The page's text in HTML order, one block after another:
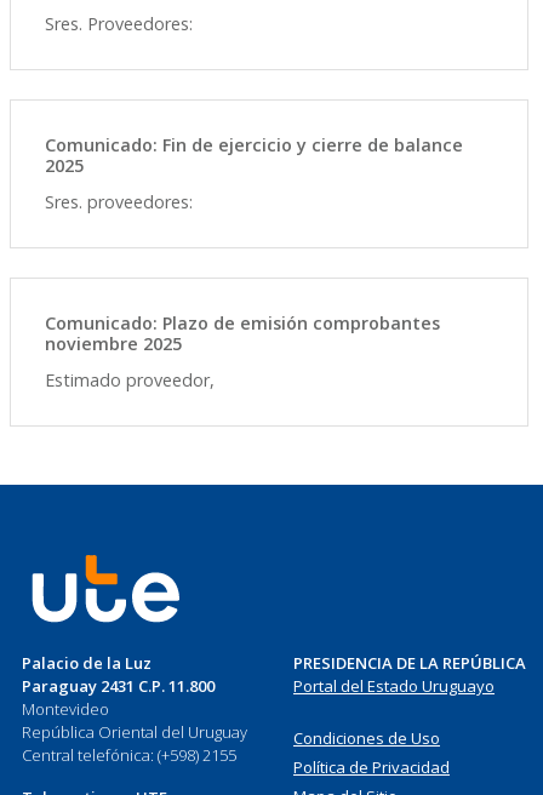
Sres. Proveedores:
Comunicado: Fin de ejercicio y cierre de balance
2025
Sres. proveedores:
Comunicado: Plazo de emisión comprobantes
noviembre 2025
Estimado proveedor,
Palacio de la Luz
Paraguay 2431 C.P. 11.800
Montevideo
República Oriental del Uruguay
Central telefónica: (+598) 2155
PRESIDENCIA DE LA REPÚBLICA
Portal del Estado Uruguayo
Condiciones de Uso
Política de Privacidad